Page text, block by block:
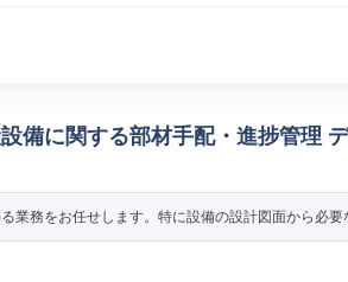
備に関する部材手配・進捗管理
業務をお任せします。特に設備の設計図面から必要